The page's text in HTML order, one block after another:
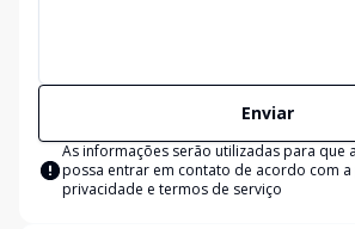
Enviar
As informações serão utilizadas para que
possa entrar em contato de acordo com a
privacidade e termos de serviço